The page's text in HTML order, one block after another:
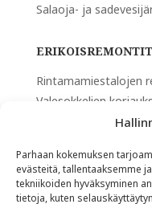
Parhaan kokemuksen
evästeitä, tallentaaksemme
tekniikoiden hyväksyminen
tietoja, kuten
Salaoja- ja
ERIKOISREMONTIT
Rintamamiestalojen
Valesokkelien
Kosteus- ja
Peruskorjaukset ja
Rakenteelliset